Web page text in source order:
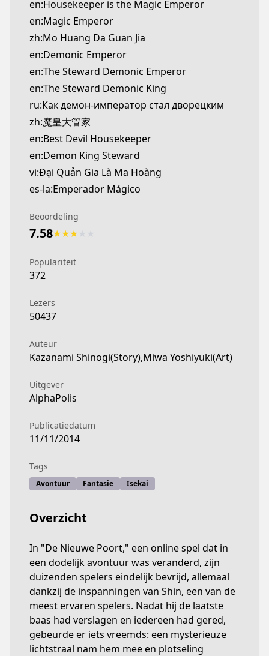
en:Housekeeper is the Magic Emperor
en:Magic Emperor
zh:Mo Huang Da Guan Jia
en:Demonic Emperor
en:The Steward Demonic Emperor
en:The Steward Demonic King
ru:Как демон-император стал дворецким
zh:魔皇大管家
en:Best Devil Housekeeper
en:Demon King Steward
vi:Đại Quản Gia Là Ma Hoàng
es-la:Emperador Mágico
Beoordeling
7.58★★★
Populariteit
372
Lezers
50437
Auteur
Kazanami Shinogi(Story),Miwa Yoshiyuki(Art)
Uitgever
AlphaPolis
Publicatiedatum
11/11/2014
Tags
Avontuur Fantasie Isekai
Overzicht
In "De Nieuwe Poort," een online spel dat in
een dodelijk avontuur was veranderd, zijn
duizenden spelers eindelijk bevrijd, allemaal
dankzij de inspanningen van Shin, een van de
meest ervaren spelers. Nadat hij de laatste
baas had verslagen en iedereen had gered,
gebeurde er iets vreemds: een mysterieuze
lichtstraal nam hem mee en plotseling